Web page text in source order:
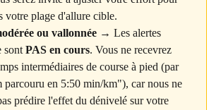
votre plage d'allure cible.
ou vallonnée → Les alertes
sont PAS en cours. Vous ne recevrez
intermédiaires de course à pied (par
parcouru en 5:50 min/km"), car nous ne
prédire l'effet du dénivelé sur votre